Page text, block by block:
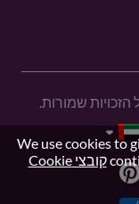
We use cookies to
קובצי Cookie